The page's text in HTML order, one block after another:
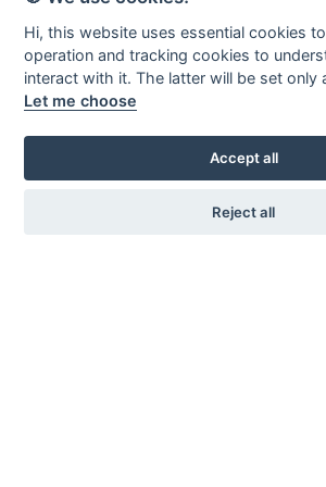
Margretelundsvägen 20
331 34 Värnamo
Kontakta oss
0370 - 69 46 00
Hi, this website uses essential cookies
operation and tracking cookies to
interact with it. The latter will be set only
Let me choose
Accept all
Reject all